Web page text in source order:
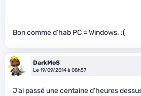
Bon comme d’hab PC = Windows. :(
DarkMoS
Le 19/09/2014 à 08h57
J’ai passé une centaine d’heures